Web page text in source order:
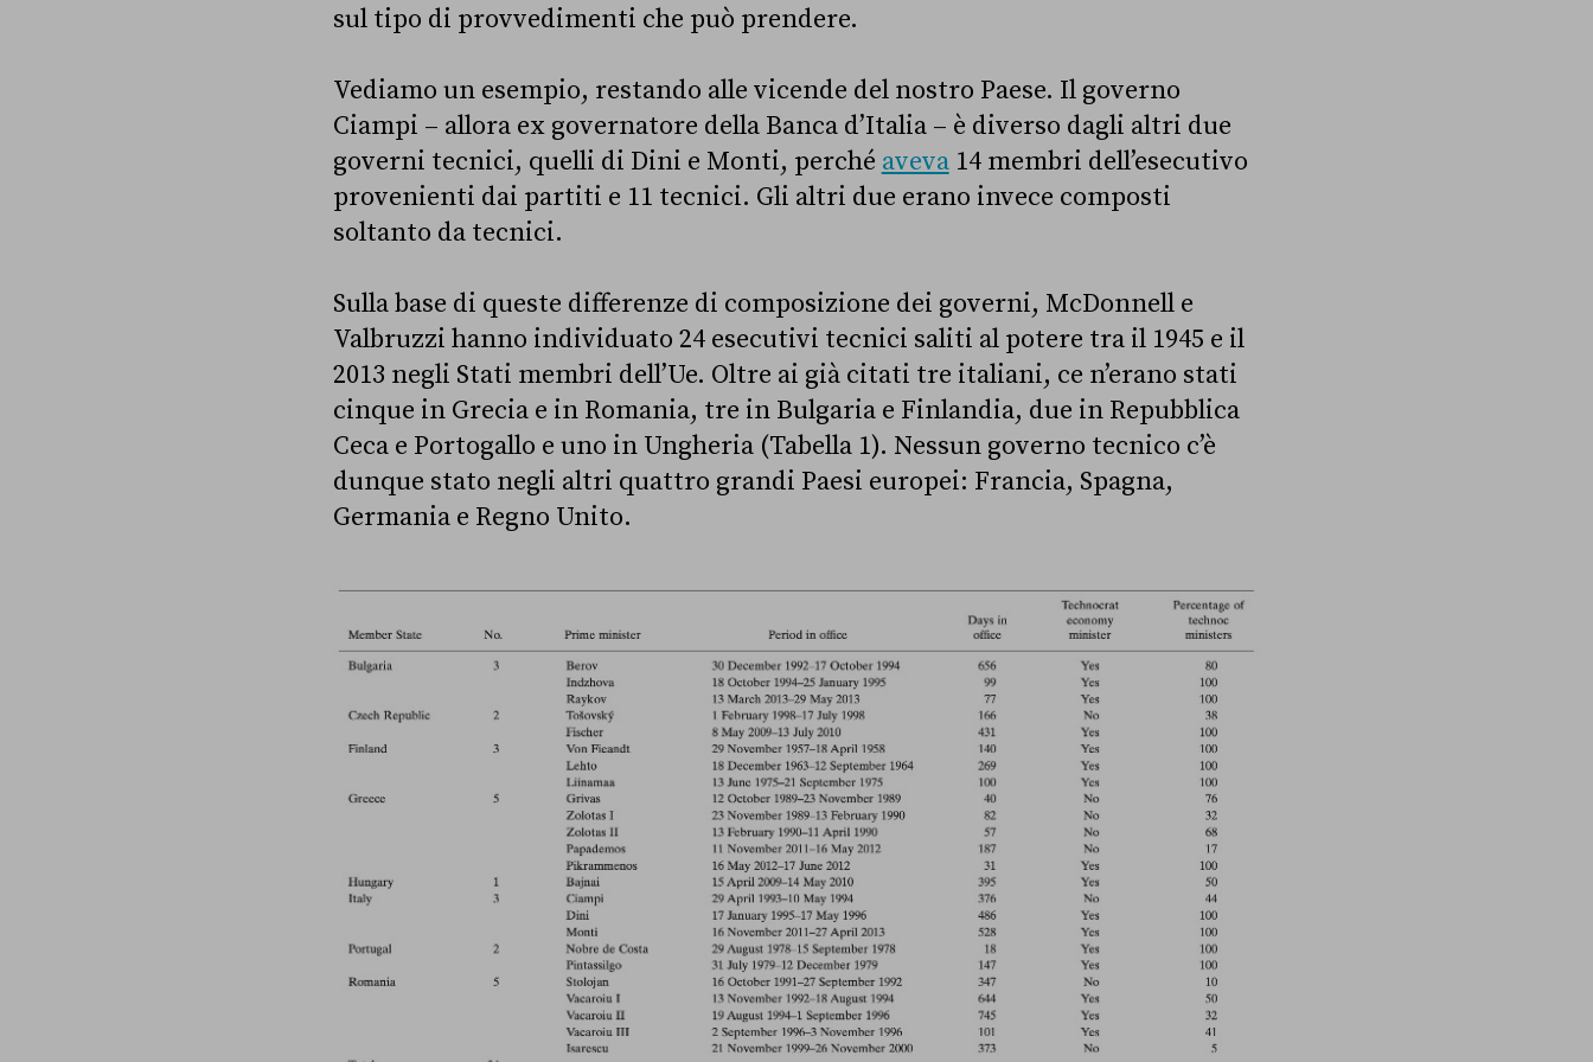
sul tipo di provvedimenti che può prendere.
Vediamo un esempio, restando alle vicende del nostro Paese. Il governo
Ciampi – allora ex governatore della Banca d’Italia – è diverso dagli altri due
governi tecnici, quelli di Dini e Monti, perché aveva14 membri dell’esecutivo
provenienti dai partiti e 11 tecnici. Gli altri due erano invece composti
soltanto da tecnici.
Sulla base di queste differenze di composizione dei governi, McDonnell e
Valbruzzi hanno individuato 24 esecutivi tecnici saliti al potere tra il 1945 e il
2013 negli Stati membri dell’Ue. Oltre ai già citati tre italiani, ce n’erano stati
cinque in Grecia e in Romania, tre in Bulgaria e Finlandia, due in Repubblica
Ceca e Portogallo e uno in Ungheria (Tabella 1). Nessun governo tecnico c’è
dunque stato negli altri quattro grandi Paesi europei: Francia, Spagna,
Germania e Regno Unito.